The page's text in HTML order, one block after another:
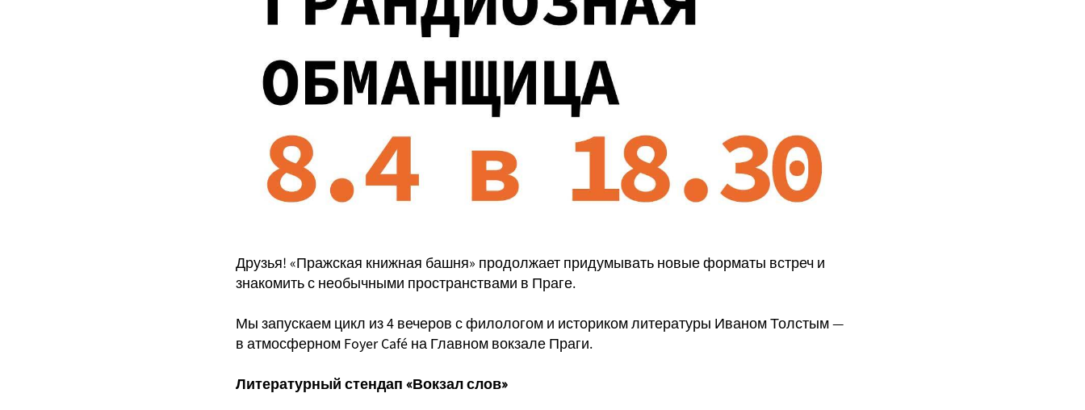
Друзья! «Пражская книжная башня» продолжает придумывать новые форматы встреч и
знакомить с необычными пространствами в Праге.
Мы запускаем цикл из 4 вечеров с филологом и историком литературы Иваном Толстым —
в атмосферном Foyer Café на Главном вокзале Праги.
Литературный стендап «Вокзал слов»